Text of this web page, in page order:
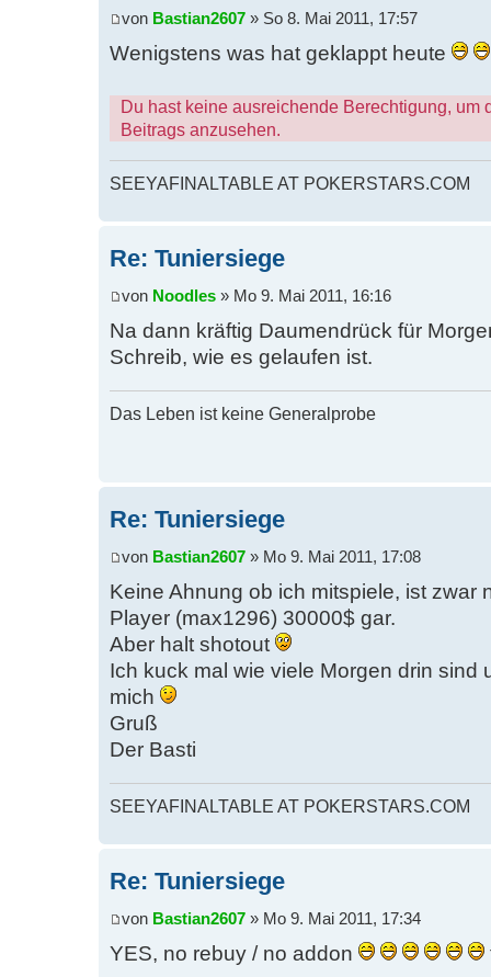
von Bastian2607 » So 8. Mai 2011, 17:57
Wenigstens was hat geklappt heute
Du hast keine ausreichende Berechtigung, um
Beitrags anzusehen.
SEEYAFINALTABLE AT POKERSTARS.COM
Re: Tuniersiege
von Noodles » Mo 9. Mai 2011, 16:16
Na dann kräftig Daumendrück für
Schreib, wie es gelaufen ist.
Das Leben ist keine Generalprobe
Re: Tuniersiege
von Bastian2607 » Mo 9. Mai 2011, 17:08
Keine Ahnung ob ich mitspiele, ist zwar
Player (max1296) 30000$ gar.
Aber halt shotout
Ich kuck mal wie viele Morgen drin sind
mich
Gruß
Der Basti
SEEYAFINALTABLE AT POKERSTARS.COM
Re: Tuniersiege
von Bastian2607 » Mo 9. Mai 2011, 17:34
YES, no rebuy / no addon